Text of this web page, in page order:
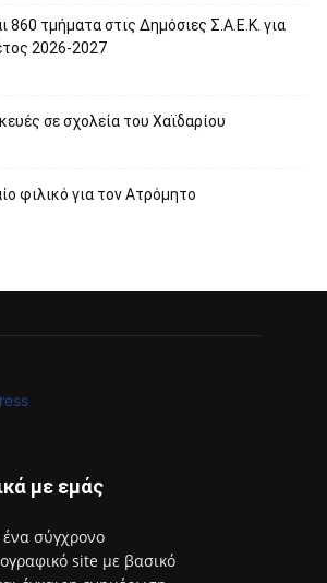
860 τμήματα στις Δημόσιες Σ.Α.Ε.Κ. για
2026-2027
σε σχολεία του Χαϊδαρίου
φιλικό για τον Ατρόμητο
με εμάς
σύγχρονο
site με βασικό